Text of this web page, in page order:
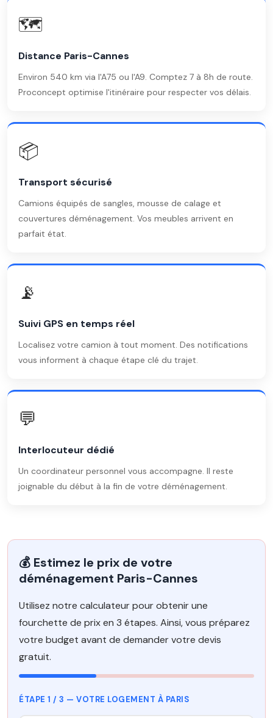
🗺️
Distance Paris-Cannes
Environ 540 km via l'A75 ou l'A9. Comptez 7 à 8h de route.
Proconcept optimise l'itinéraire pour respecter vos délais.
📦
Transport sécurisé
Camions équipés de sangles, mousse de calage et
couvertures déménagement. Vos meubles arrivent en
parfait état.
📡
Suivi GPS en temps réel
Localisez votre camion à tout moment. Des notifications
vous informent à chaque étape clé du trajet.
💬
Interlocuteur dédié
Un coordinateur personnel vous accompagne. Il reste
joignable du début à la fin de votre déménagement.
💰 Estimez le prix de votre
déménagement Paris-Cannes
Utilisez notre calculateur pour obtenir une
fourchette de prix en 3 étapes. Ainsi, vous préparez
votre budget avant de demander votre devis
gratuit.
ÉTAPE 1 / 3 — VOTRE LOGEMENT À PARIS